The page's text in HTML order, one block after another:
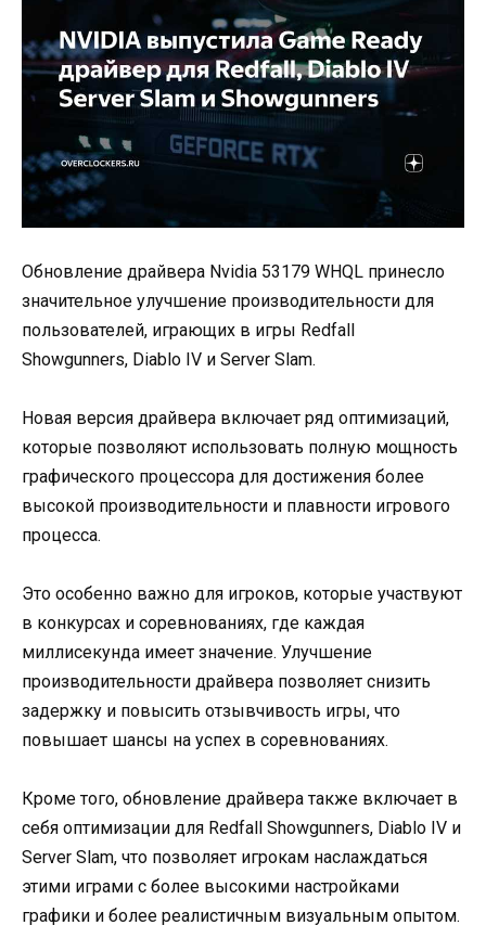
Обновление драйвера Nvidia 53179 WHQL принесло
значительное улучшение производительности для
пользователей, играющих в игры Redfall
Showgunners, Diablo IV и Server Slam.
Новая версия драйвера включает ряд оптимизаций,
которые позволяют использовать полную мощность
графического процессора для достижения более
высокой производительности и плавности игрового
процесса.
Это особенно важно для игроков, которые участвуют
в конкурсах и соревнованиях, где каждая
миллисекунда имеет значение. Улучшение
производительности драйвера позволяет снизить
задержку и повысить отзывчивость игры, что
повышает шансы на успех в соревнованиях.
Кроме того, обновление драйвера также включает в
себя оптимизации для Redfall Showgunners, Diablo IV и
Server Slam, что позволяет игрокам наслаждаться
этими играми с более высокими настройками
графики и более реалистичным визуальным опытом.